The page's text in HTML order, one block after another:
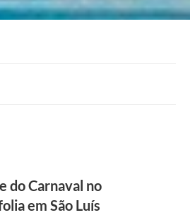
do Carnaval no
em São Luís